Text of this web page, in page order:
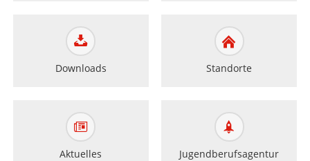
Downloads Standorte
Aktuelles Jugendberufsagentur